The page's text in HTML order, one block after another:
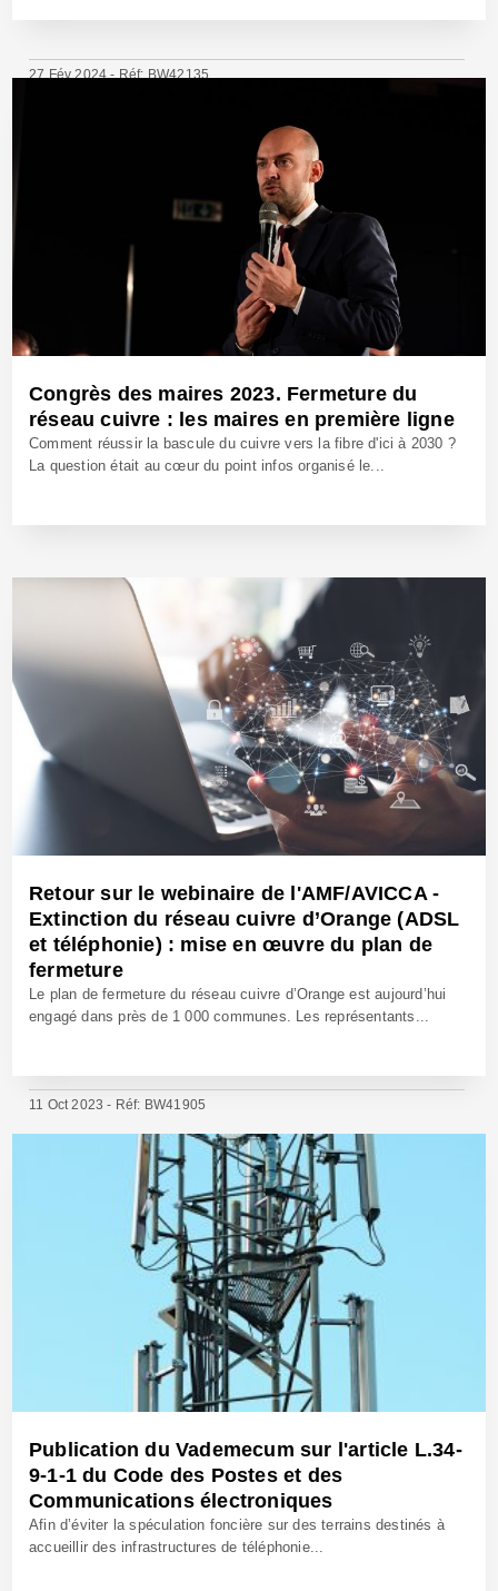
27 Fév 2024 - Réf: BW42135
Congrès des maires 2023. Fermeture du
réseau cuivre : les maires en première ligne
Comment réussir la bascule du cuivre vers la fibre d'ici à 2030 ?
La question était au cœur du point infos organisé le...
30 Nov 2023 - Réf: BW42069
Retour sur le webinaire de l'AMF/AVICCA -
Extinction du réseau cuivre d’Orange (ADSL
et téléphonie) : mise en œuvre du plan de
fermeture
Le plan de fermeture du réseau cuivre d’Orange est aujourd’hui
engagé dans près de 1 000 communes. Les représentants...
11 Oct 2023 - Réf: BW41905
Publication du Vademecum sur l'article L.34-
9-1-1 du Code des Postes et des
Communications électroniques
Afin d’éviter la spéculation foncière sur des terrains destinés à
accueillir des infrastructures de téléphonie...